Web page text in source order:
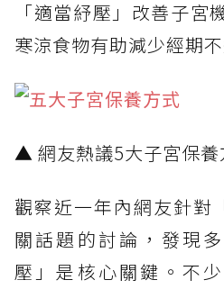
「適當紓壓」改善子宮
寒涼食物有助減少經期
▲ 網友熱議5大子宮保養
觀察近一年內網友針對
關話題的討論，發現
壓」是核心關鍵。不